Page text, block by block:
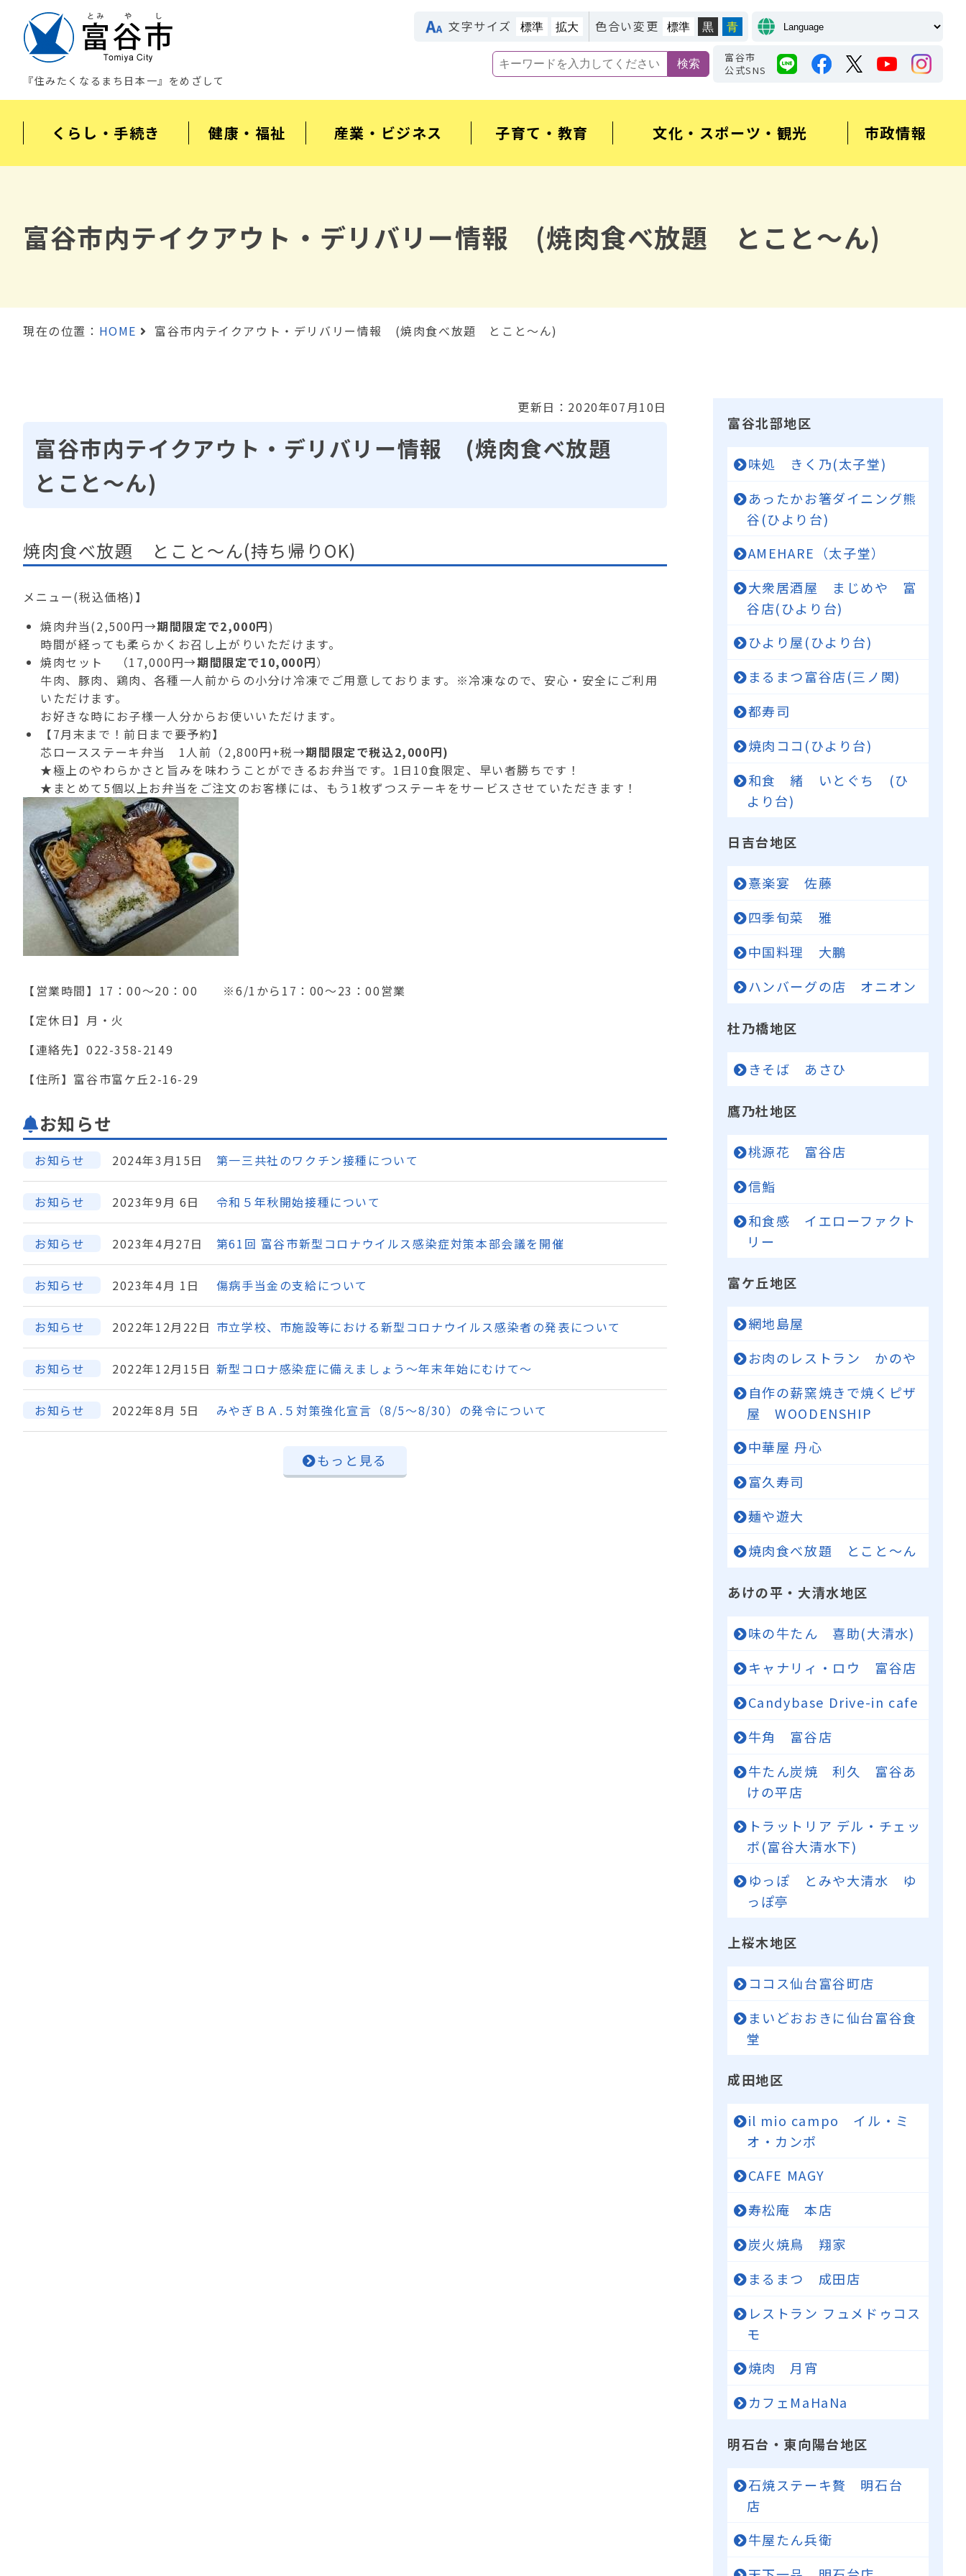
『住みたくなるまち日本一』をめざして
文字サイズ 標準 拡大 色合い変更 標準 黒 青
富谷市
公式SNS
くらし・手続き 健康・福祉 産業・ビジネス 子育て・教育 文化・スポーツ・観光 市政情報
富谷市内テイクアウト・デリバリー情報 (焼肉食べ放題 とこと～ん)
現在の位置： HOME 富谷市内テイクアウト・デリバリー情報 (焼肉食べ放題 とこと～ん)
更新日：2020年07月10日
富谷市内テイクアウト・デリバリー情報 (焼肉食べ放題
とこと～ん)
焼肉食べ放題 とこと～ん(持ち帰りOK)
メニュー(税込価格)】
焼肉弁当(2,500円→期間限定で2,000円)
時間が経っても柔らかくお召し上がりいただけます。
焼肉セット （17,000円→期間限定で10,000円）
牛肉、豚肉、鶏肉、各種一人前からの小分け冷凍でご用意しております。※冷凍なので、安心・安全にご利用
いただけます。
お好きな時にお子様一人分からお使いいただけます。
【7月末まで！前日まで要予約】
芯ロースステーキ弁当 1人前（2,800円+税→期間限定で税込2,000円)
★極上のやわらかさと旨みを味わうことができるお弁当です。1日10食限定、早い者勝ちです！
★まとめて5個以上お弁当をご注文のお客様には、もう1枚ずつステーキをサービスさせていただきます！
【営業時間】17：00～20：00 ※6/1から17：00～23：00営業
【定休日】月・火
【連絡先】022-358-2149
【住所】富谷市富ケ丘2-16-29
お知らせ
お知らせ 2024年3月15日 第一三共社のワクチン接種について
お知らせ 2023年9月 6日 令和５年秋開始接種について
お知らせ 2023年4月27日 第61回 富谷市新型コロナウイルス感染症対策本部会議を開催
お知らせ 2023年4月 1日 傷病手当金の支給について
お知らせ 2022年12月22日 市立学校、市施設等における新型コロナウイルス感染者の発表について
お知らせ 2022年12月15日 新型コロナ感染症に備えましょう～年末年始にむけて～
お知らせ 2022年8月 5日 みやぎＢＡ.５対策強化宣言（8/5～8/30）の発令について
もっと見る
富谷北部地区
味処 きく乃(太子堂)
あったかお箸ダイニング熊
谷(ひより台)
AMEHARE（太子堂）
大衆居酒屋 まじめや 富
谷店(ひより台)
ひより屋(ひより台)
まるまつ富谷店(三ノ関)
都寿司
焼肉ココ(ひより台)
和食 緒 いとぐち (ひ
より台)
日吉台地区
憙楽宴 佐藤
四季旬菜 雅
中国料理 大鵬
ハンバーグの店 オニオン
杜乃橋地区
きそば あさひ
鷹乃杜地区
桃源花 富谷店
信鮨
和食感 イエローファクト
リー
富ケ丘地区
網地島屋
お肉のレストラン かのや
自作の薪窯焼きで焼くピザ
屋 WOODENSHIP
中華屋 丹心
富久寿司
麺や遊大
焼肉食べ放題 とこと～ん
あけの平・大清水地区
味の牛たん 喜助(大清水)
キャナリィ・ロウ 富谷店
Candybase Drive-in cafe
牛角 富谷店
牛たん炭焼 利久 富谷あ
けの平店
トラットリア デル・チェッ
ポ(富谷大清水下)
ゆっぽ とみや大清水 ゆ
っぽ亭
上桜木地区
ココス仙台富谷町店
まいどおおきに仙台富谷食
堂
成田地区
il mio campo イル・ミ
オ・カンポ
CAFE MAGY
寿松庵 本店
炭火焼鳥 翔家
まるまつ 成田店
レストラン フュメドゥコス
モ
焼肉 月宵
カフェMaHaNa
明石台・東向陽台地区
石焼ステーキ贅 明石台
店
牛屋たん兵衛